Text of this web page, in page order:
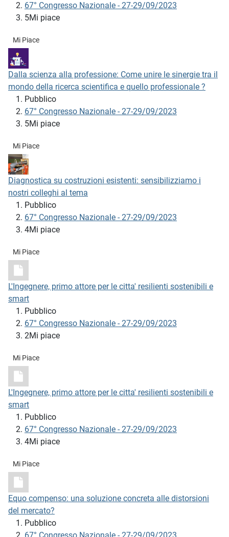
67° Congresso Nazionale - 27-29/09/2023
5Mi piace
Mi Piace
Dalla scienza alla professione: Come unire le sinergie tra il
mondo della ricerca scientifica e quello professionale ?
Pubblico
67° Congresso Nazionale - 27-29/09/2023
5Mi piace
Mi Piace
Diagnostica su costruzioni esistenti: sensibilizziamo i
nostri colleghi al tema
Pubblico
67° Congresso Nazionale - 27-29/09/2023
4Mi piace
Mi Piace
L'Ingegnere, primo attore per le citta' resilienti sostenibili e
smart
Pubblico
67° Congresso Nazionale - 27-29/09/2023
2Mi piace
Mi Piace
L'Ingegnere, primo attore per le citta' resilienti sostenibili e
smart
Pubblico
67° Congresso Nazionale - 27-29/09/2023
4Mi piace
Mi Piace
Equo compenso: una soluzione concreta alle distorsioni
del mercato?
Pubblico